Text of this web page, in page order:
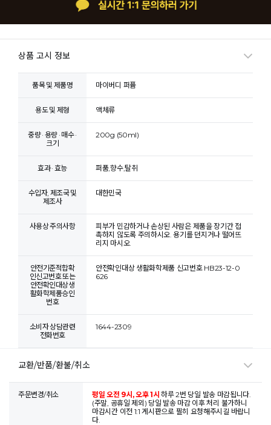
상품 고시 정보
품목 및 제품명 마이버디 퍼퓸
용도 및 제형 액체류
중량 · 용량 · 매수 ·
크기
200g (50ml)
효과 · 효능 퍼품,향수,탈취
수입자, 제조국 및
제조사
대한민국
사용상 주의사항
피부가 민감하거나 손상된 사람은 제품을 장기간 접
촉하지 않도록 주의하시오. 용기를 던지거나 떨어뜨
리지 마시오.
안전기준적합확
인신고번호 또는
안전확인대상생
활화학제품승인
번호
안전확인대상 생활화학제품 신고번호 HB23-12-0
626
소비자 상담관련
전화번호
1644-2309
교환/반품/환불/취소
주문변경/취소 평일 오전 9시, 오후 1시하루 2번 당일 발송 마감됩니다.
(주말, 공휴일 제외) 당일 발송 마감 이후 처리 불가하니
마감시간 이전 1:1 게시판으로 필히 요청해주시길 바랍니
다.